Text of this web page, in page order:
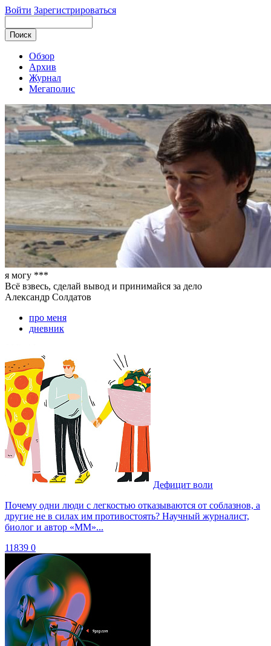
Войти Зарегистрироваться
Обзор
Архив
Журнал
Мегаполис
я могу ***
Всё взвесь, сделай вывод и принимайся за дело
Александр Солдатов
про меня
дневник
Дефицит воли
Почему одни люди с легкостью отказываются от соблазнов, а
другие не в силах им противостоять? Научный журналист,
биолог и автор «ММ»...
11839 0